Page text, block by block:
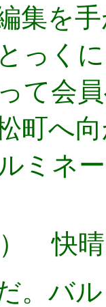
集を
っく
て会
町へ
ミネ
） 快晴
。バ